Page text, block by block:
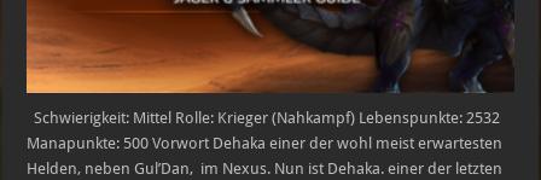
Schwierigkeit: Mittel Rolle: Krieger (Nahkampf) Lebenspunkte: 2532
Manapunkte: 500 Vorwort Dehaka einer der wohl meist erwartesten
Helden, neben Gul’Dan, im Nexus. Nun ist Dehaka. einer der letzten